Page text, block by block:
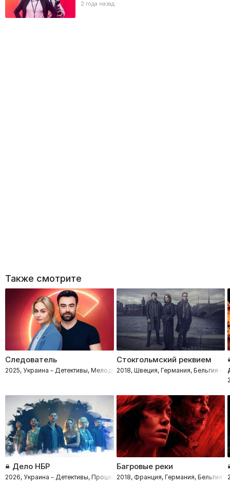
2 года назад
Также смотрите
Следователь
2025, Украина – Детективы, Мелодрамы, Процедуралы
Стокгольмский реквием
2018, Швеция, Германия, Бельгия
Дело НБР
2026, Украина – Детективы, Процедуралы, Комедии, Драмы
Багровые реки
2018, Франция, Германия, Бельгия